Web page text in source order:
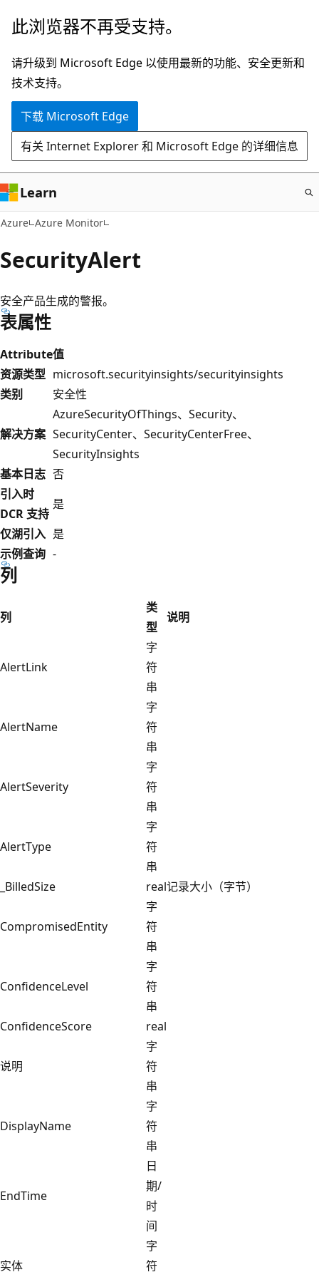
跳
主
要
内
此浏览器不再受支持。
请升级到 Microsoft Edge 以使用最新的功能、安全更新和
技术支持。
下载 Microsoft Edge
有关 Internet Explorer 和 Microsoft Edge 的详细信息
Learn
Azure Azure Monitor
SecurityAlert
安全产品生成的警报。
表属性
Attribute值
资源类型 microsoft.securityinsights/securityinsights
类别
安全性
解决方案
AzureSecurityOfThings、Security、
SecurityCenter、SecurityCenterFree、
SecurityInsights
基本日志 否
引入时
DCR 支持
是
仅湖引入 是
示例查询 -
列
列
类
型
说明
AlertLink
字
符
串
AlertName
字
符
串
AlertSeverity
字
符
串
AlertType
字
符
串
_BilledSize
real记录大小（字节）
CompromisedEntity
字
符
串
ConfidenceLevel
字
符
串
ConfidenceScore
real
说明
字
符
串
DisplayName
字
符
串
EndTime
日
期/
时
间
实体
字
符